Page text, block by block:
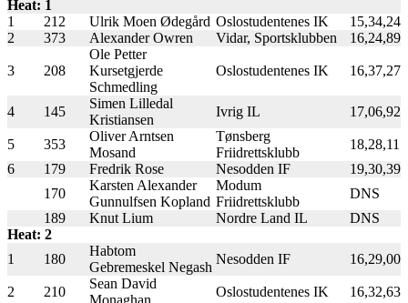
Heat: 1
1
212 Ulrik Moen Ødegård Oslostudentenes IK
15,34,24
2
373 Alexander Owren Vidar, Sportsklubben 16,24,89
3 208
Ole Petter
Kursetgjerde
Schmedling
Oslostudentenes IK 16,37,27
4 145
Simen Lilledal
Kristiansen
Ivrig IL 17,06,92
5 353
Oliver Arntsen
Mosand
Tønsberg
Friidrettsklubb
18,28,11
6
179 Fredrik Rose Nesodden IF
19,30,39
170
Karsten Alexander
Gunnulfsen Kopland
Modum
Friidrettsklubb
DNS
189
Knut Lium Nordre Land IL
DNS
Heat: 2
1
180
Habtom
Gebremeskel Negash
Nesodden IF 16,29,00
2 210
Sean David
Monaghan
Oslostudentenes IK
16,32,63